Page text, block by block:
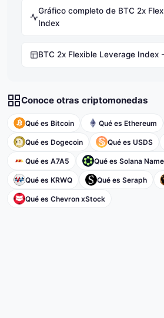
Gráfico completo de BTC 2x
Index
BTC 2x Flexible Leverage Index
Conoce otras criptomonedas
Qué es Bitcoin Qué es Ethereum
Qué es Dogecoin Qué es USDS
Qué es A7A5 Qué es Solana
Qué es KRWQ Qué es Seraph
Qué es Chevron xStock